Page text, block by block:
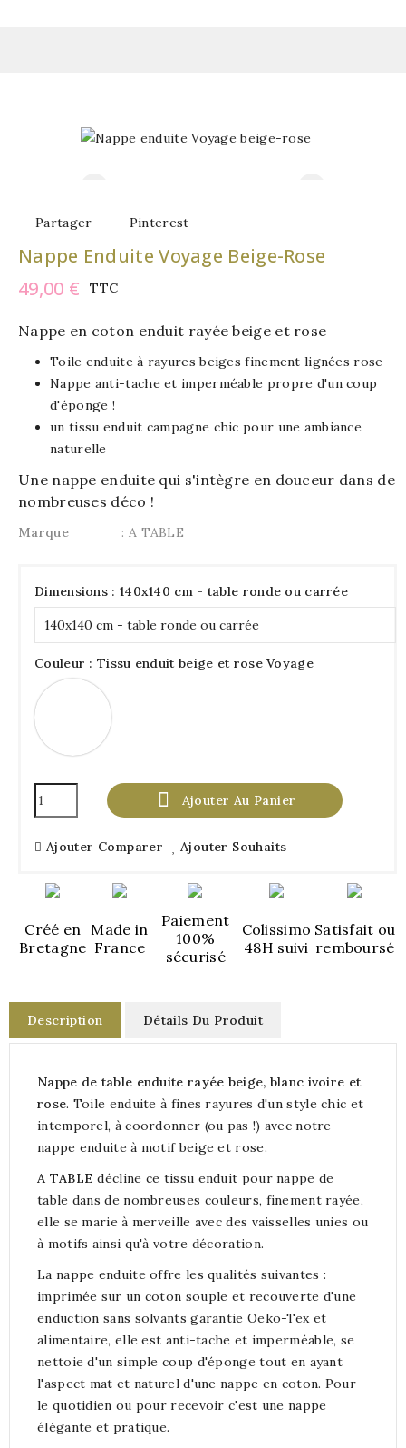
Partager Pinterest
Nappe Enduite Voyage Beige-Rose
49,00 €
TTC
Nappe en coton enduit rayée beige et rose
Toile enduite à rayures beiges finement lignées rose
Nappe anti-tache et imperméable propre d'un coup
d'éponge !
un tissu enduit campagne chic pour une ambiance
naturelle
Une nappe enduite qui s'intègre en douceur dans de
nombreuses déco !
Marque : A TABLE
Dimensions : 140x140 cm - table ronde ou carrée
Couleur : Tissu enduit beige et rose Voyage
et
rose
Voyage
 Ajouter Au Panier
Ajouter Comparer Ajouter Souhaits
Créé en
Bretagne
Made in
France
Paiement
100%
sécurisé
Colissimo
48H suivi
Satisfait ou
remboursé
Description Détails Du Produit
Nappe de table enduite rayée beige, blanc ivoire et
rose. Toile enduite à fines rayures d'un style chic et
intemporel, à coordonner (ou pas !) avec notre
nappe enduite à motif beige et rose.
A TABLEdécline ce tissu enduit pour nappe de
table dans de nombreuses couleurs, finement rayée,
elle se marie à merveille avec des vaisselles unies ou
à motifs ainsi qu'à votre décoration.
La nappe enduite offre les qualités suivantes :
imprimée sur un coton souple et recouverte d'une
enduction sans solvants garantie Oeko-Tex et
alimentaire, elle est anti-tache et imperméable, se
nettoie d'un simple coup d'éponge tout en ayant
l'aspect mat et naturel d'une nappe en coton. Pour
le quotidien ou pour recevoir c'est une nappe
élégante et pratique.